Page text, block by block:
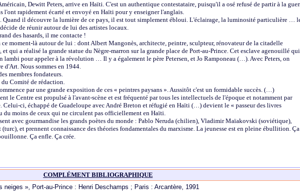
Dewitt Peters, arrive en Haïti. C'est un authentique contestataire, puisqu'il a osé refusé de partir à la
l'ont rapidement écarté et envoyé en Haïti pour y enseigner l'anglais.
Quand il découvre la lumière de ce pays, il est tout simplement ébloui. L'éclairage, la luminosité particulière …
de réunir autour de lui des artistes locaux.
des hasards, il me contacte !
ce moment-là autour de lui : dont Albert Mangonès, architecte, peintre, sculpteur, rénovateur de la citadelle
qui a réalisé la grande statue du Nègre-marron sur la grande place de Port-au-Prince. Cet esclave agenouillé qui
lambi pour appeler à la révolution … Il y a également le père Petersen, et Jo Ramponeau (…). Avec Peters, on
d'Art. Nous sommes en 1944.
membres fondateurs.
du Comité de rédaction.
par une grande exposition de ces « peintres paysans ». Aussitôt c'est un formidable succès. (…)
le Centre est propulsé à l'avant-scène et est fréquenté par tous les intellectuels de l'époque et notamment par
Celui-ci, échappé de Guadeloupe avec André Breton et réfugié en Haïti (…) devient le « passeur des livres
du moins de ceux qui ne circulent pas officiellement en Haïti.
avec gourmandise les grands poètes du monde : Pablo Neruda (chilien), Vladimir Maïakovski (soviétique),
et prennent connaissance des théories fondamentales du marxisme. La jeunesse est en pleine ébullition. Ça
Ça enfle. Ça crée.
COMPLÉMENT BIBLIOGRAPHIQUE
neiges », Port-au-Prince : Henri Deschamps ; Paris : Arcantère, 1991